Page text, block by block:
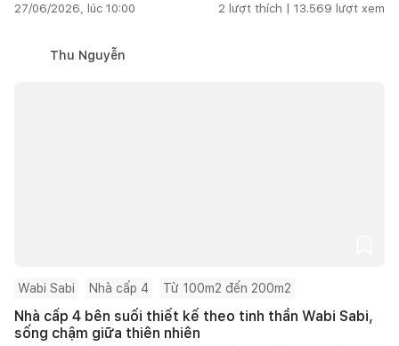
27/06/2026, lúc 10:00 2 lượt thích | 13.569 lượt xem
Thu Nguyễn
Wabi Sabi Nhà cấp 4 Từ 100m2 đến 200m2
Nhà cấp 4 bên suối thiết kế theo tinh thần Wabi Sabi,
sống chậm giữa thiên nhiên